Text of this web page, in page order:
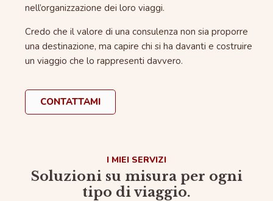
nell’organizzazione dei loro viaggi.
Credo che il valore di una consulenza non sia proporre
una destinazione, ma capire chi si ha davanti e costruire
un viaggio che lo rappresenti davvero.
CONTATTAMI
I MIEI SERVIZI
Soluzioni su misura per ogni
tipo di viaggio.